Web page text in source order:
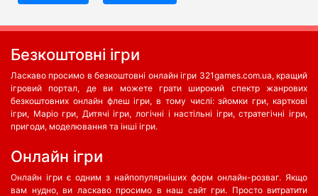
Безкоштовні ігри
Ласкаво просимо в безкоштовні онлайн ігри 321games.com.ua, кращий
ігровий портал, де ви можете грати широкий спектр жанрових
безкоштовних онлайн флеш ігри, в тому числі: зйомки гри, карткові
ігри, Маріо гри, Дитячі ігри, логічні і настільні ігри, стратегічні ігри,
пригоди, моделювання та інші ігри.
Oнлайн ігри
Онлайн ігри є одним з найпопулярніших форм онлайн-розваг. Якщо
вам нудно, ви ласкаво просимо в наш сайт гри. Просто витратити